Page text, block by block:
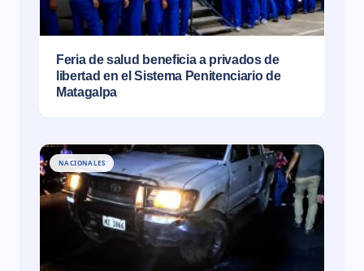
Feria de salud beneficia a privados de
libertad en el Sistema Penitenciario de
Matagalpa
NACIONALES